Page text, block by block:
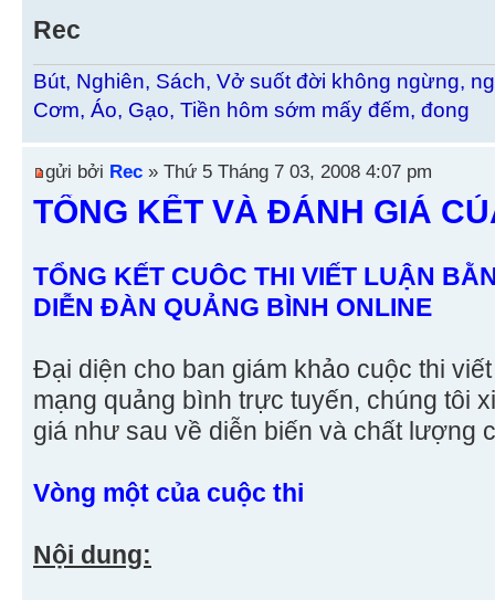
Rec
Bút, Nghiên, Sách, Vở suốt đời không ngừng,
Cơm, Áo, Gạo, Tiền hôm sớm mấy đếm, đong
gửi bởi Rec » Thứ 5 Tháng 7 03, 2008 4:07 pm
TỔNG KẾT VÀ ĐÁNH GIÁ
TỔNG KẾT CUÔC THI VIẾT LUẬN
DIỄN ĐÀN QUẢNG BÌNH ONLINE
Đại diện cho ban giám khảo cuộc thi
mạng quảng bình trực tuyến, chúng tôi
giá như sau về diễn biến và chất lượng
Vòng một của cuộc thi
Nội dung: